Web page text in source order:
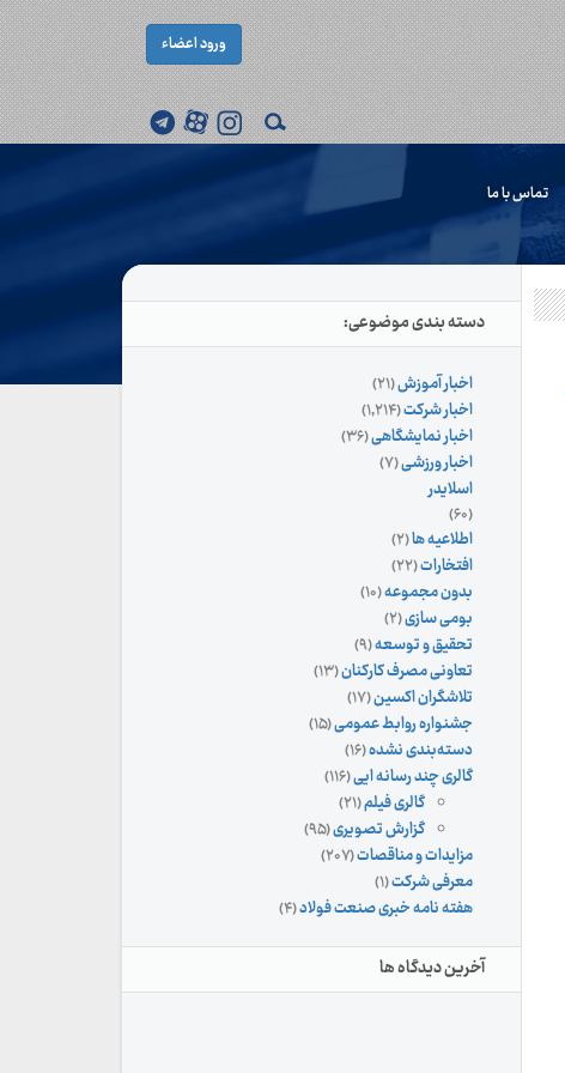
ورود اعضاء
تماس با ما
دسته بندی موضوعی:
اخبار آموزش(۲۱)
اخبار شرکت(۱,۲۱۴)
اخبار نمایشگاهی(۳۶)
اخبار ورزشی(۷)
اسلایدر
(۶۰)
اطلاعیه ها(۲)
افتخارات(۲۲)
بدون مجموعه(۱۰)
بومی سازی(۲)
تحقیق و توسعه(۹)
تعاونی مصرف کارکنان(۱۳)
تلاشگران اکسین(۱۷)
جشنواره روابط عمومی(۱۵)
دسته‌بندی نشده(۱۶)
گالری چند رسانه ایی(۱۱۶)
گالری فیلم(۲۱)
گزارش تصویری(۹۵)
مزایدات و مناقصات(۲۰۷)
معرفی شرکت(۱)
هفته نامه خبری صنعت فولاد(۴)
آخرین دیدگاه ها